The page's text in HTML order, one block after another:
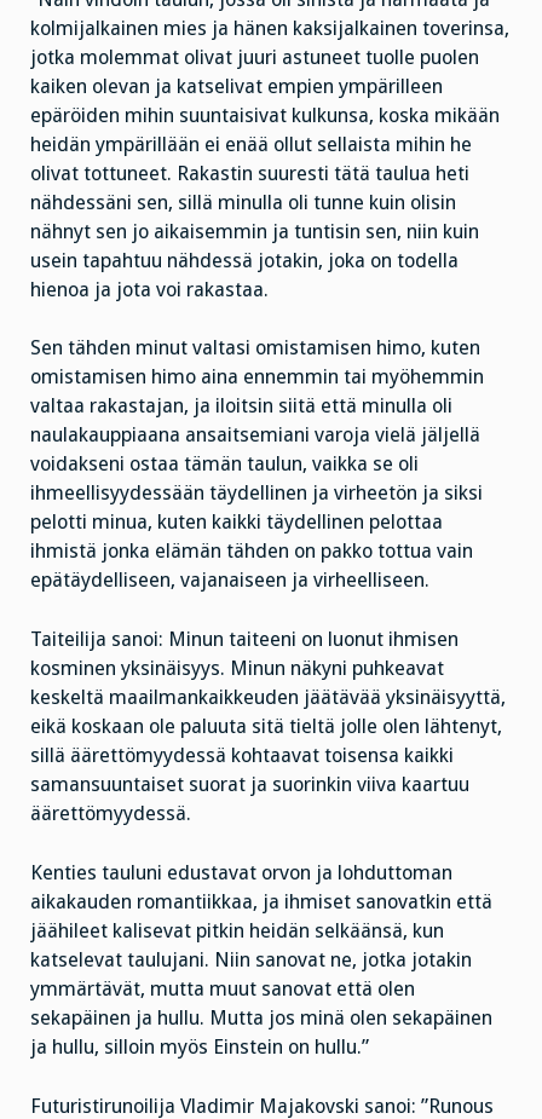
kolmijalkainen mies ja hänen kaksijalkainen toverinsa,
jotka molemmat olivat juuri astuneet tuolle puolen
kaiken olevan ja katselivat empien ympärilleen
epäröiden mihin suuntaisivat kulkunsa, koska mikään
heidän ympärillään ei enää ollut sellaista mihin he
olivat tottuneet. Rakastin suuresti tätä taulua heti
nähdessäni sen, sillä minulla oli tunne kuin olisin
nähnyt sen jo aikaisemmin ja tuntisin sen, niin kuin
usein tapahtuu nähdessä jotakin, joka on todella
hienoa ja jota voi rakastaa.
Sen tähden minut valtasi omistamisen himo, kuten
omistamisen himo aina ennemmin tai myöhemmin
valtaa rakastajan, ja iloitsin siitä että minulla oli
naulakauppiaana ansaitsemiani varoja vielä jäljellä
voidakseni ostaa tämän taulun, vaikka se oli
ihmeellisyydessään täydellinen ja virheetön ja siksi
pelotti minua, kuten kaikki täydellinen pelottaa
ihmistä jonka elämän tähden on pakko tottua vain
epätäydelliseen, vajanaiseen ja virheelliseen.
Taiteilija sanoi: Minun taiteeni on luonut ihmisen
kosminen yksinäisyys. Minun näkyni puhkeavat
keskeltä maailmankaikkeuden jäätävää yksinäisyyttä,
eikä koskaan ole paluuta sitä tieltä jolle olen lähtenyt,
sillä äärettömyydessä kohtaavat toisensa kaikki
samansuuntaiset suorat ja suorinkin viiva kaartuu
äärettömyydessä.
Kenties tauluni edustavat orvon ja lohduttoman
aikakauden romantiikkaa, ja ihmiset sanovatkin että
jäähileet kalisevat pitkin heidän selkäänsä, kun
katselevat taulujani. Niin sanovat ne, jotka jotakin
ymmärtävät, mutta muut sanovat että olen
sekapäinen ja hullu. Mutta jos minä olen sekapäinen
ja hullu, silloin myös Einstein on hullu.”
Futuristirunoilija Vladimir Majakovski sanoi: ”Runous